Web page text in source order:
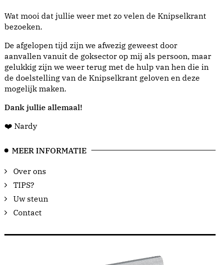
Wat mooi dat jullie weer met zo velen de Knipselkrant
bezoeken.
De afgelopen tijd zijn we afwezig geweest door
aanvallen vanuit de goksector op mij als persoon, maar
gelukkig zijn we weer terug met de hulp van hen die in
de doelstelling van de Knipselkrant geloven en deze
mogelijk maken.
Dank jullie allemaal!
❤️ Nardy
MEER INFORMATIE
Over ons
TIPS?
Uw steun
Contact